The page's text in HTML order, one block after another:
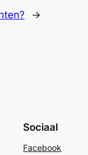
→
Sociaal
Facebook